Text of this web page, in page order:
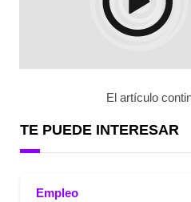
El artículo
TE PUEDE INTERESAR
Empleo